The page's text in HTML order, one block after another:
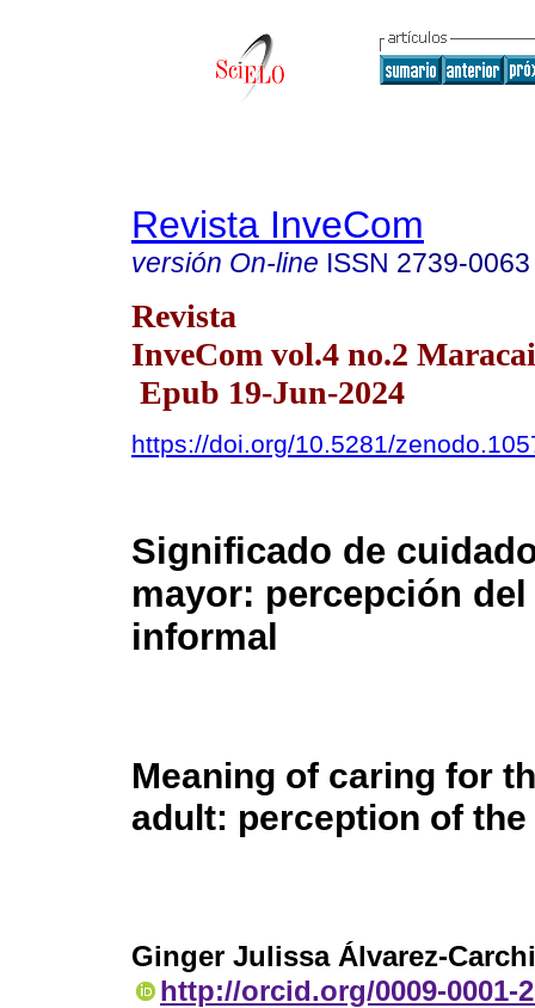
Revista InveCom
versión On-line ISSN 2739-0063
Revista
InveCom vol.4 no.2
Epub 19-Jun-2024
https://doi.org/10.5281/
Significado de
mayor: percepción
informal
Meaning of caring for
adult: perception of
Ginger Julissa Álvarez-
http://orcid.org/0009-0001-